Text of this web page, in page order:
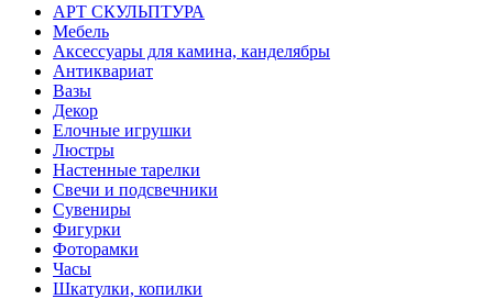
АРТ СКУЛЬПТУРА
Мебель
Аксессуары для камина, канделябры
Антиквариат
Вазы
Декор
Елочные игрушки
Люстры
Настенные тарелки
Свечи и подсвечники
Сувениры
Фигурки
Фоторамки
Часы
Шкатулки, копилки